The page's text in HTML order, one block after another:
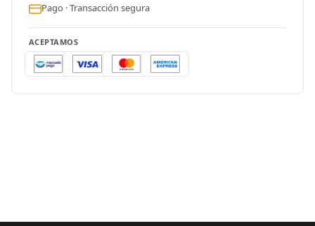
Pago · Transacción segura
ACEPTAMOS